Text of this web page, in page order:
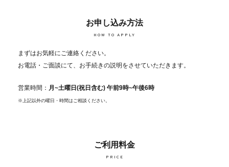
お申し込み方法
HOW TO APPLY
まずはお気軽にご連絡ください。
お電話・ご面談にて、お手続きの説明をさせていただきます。
営業時間： 月~土曜日(祝日含む) 午前9時~午後6時
※上記以外の曜日・時間はご相談ください。
ご利用料金
PRICE